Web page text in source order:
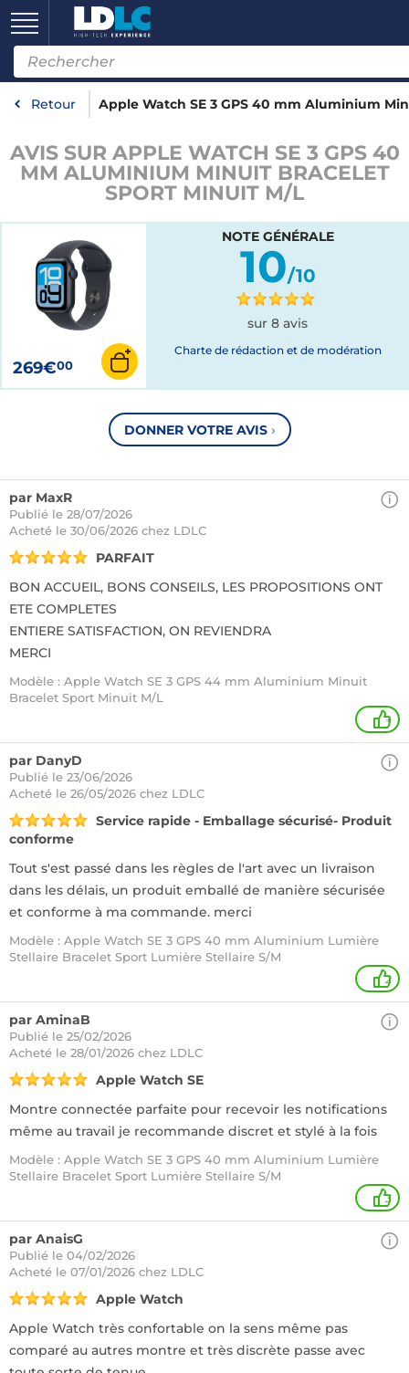
Retour Apple Watch SE 3 GPS 40 mm Aluminium
AVIS SUR APPLE WATCH SE 3 GPS 40
MM ALUMINIUM MINUIT BRACELET
SPORT MINUIT M/L
269€00
NOTE GÉNÉRALE
10/10
sur 8 avis
Charte de rédaction et de modération
DONNER VOTRE AVIS ›
par MaxR
Publié le 28/07/2026
Acheté le 30/06/2026 chez LDLC
PARFAIT
BON ACCUEIL, BONS CONSEILS, LES PROPOSITIONS ONT
ETE COMPLETES
ENTIERE SATISFACTION, ON REVIENDRA
MERCI
Modèle : Apple Watch SE 3 GPS 44 mm Aluminium Minuit
Bracelet Sport Minuit M/L
+
par DanyD
Publié le 23/06/2026
Acheté le 26/05/2026 chez LDLC
Service rapide - Emballage sécurisé- Produit
conforme
Tout s'est passé dans les règles de l'art avec un livraison
dans les délais, un produit emballé de manière sécurisée
et conforme à ma commande. merci
Modèle : Apple Watch SE 3 GPS 40 mm Aluminium Lumière
Stellaire Bracelet Sport Lumière Stellaire S/M
2
par AminaB
Publié le 25/02/2026
Acheté le 28/01/2026 chez LDLC
Apple Watch SE
Montre connectée parfaite pour recevoir les notifications
même au travail je recommande discret et stylé à la fois
Modèle : Apple Watch SE 3 GPS 40 mm Aluminium Lumière
Stellaire Bracelet Sport Lumière Stellaire S/M
3
par AnaisG
Publié le 04/02/2026
Acheté le 07/01/2026 chez LDLC
Apple Watch
Apple Watch très confortable on la sens même pas
comparé au autres montre et très discrète passe avec